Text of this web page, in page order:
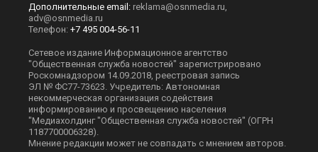
Дополнительные email: reklama@osnmedia.ru
adv@osnmedia.ru
Телефон: +7 495 004-56-11
Сетевое издание Информационное агентство
"Общественная служба новостей" зарегистрировано
Роскомнадзором 14.09.2018, реестровая запись
ЭЛ № ФС77-73623. Учредитель: Автономная
некоммерческая организация содействия
информированию и просвещению населения
"Медиахолдинг "Общественная служба новостей" (ОГРН
1187700006328).
Мнение редакции может не совпадать с мнением авторов.